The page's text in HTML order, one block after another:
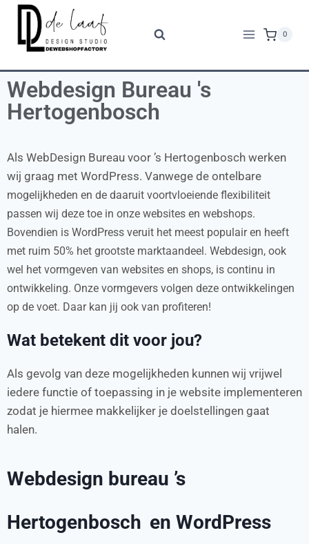
0
Webdesign Bureau 's
Hertogenbosch
Als WebDesign Bureau voor ’s Hertogenbosch werken
wij graag met WordPress. Vanwege de ontelbare
mogelijkheden en de daaruit voortvloeiende flexibiliteit
passen wij deze toe in onze websites en webshops.
Bovendien is WordPress veruit het meest populair en heeft
met ruim 50% het grootste marktaandeel. Webdesign, ook
wel het vormgeven van websites en shops, is continu in
ontwikkeling. Onze vormgevers volgen deze ontwikkelingen
op de voet. Daar kan jij ook van profiteren!
Wat betekent dit voor jou?
Als gevolg van deze mogelijkheden kunnen wij vrijwel
iedere functie of toepassing in je website implementeren
zodat je hiermee makkelijker je doelstellingen gaat
halen.
Webdesign bureau ’s
Hertogenbosch en WordPress